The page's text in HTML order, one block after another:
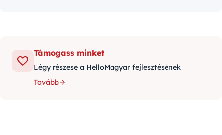
Támogass minket
Légy részese a HelloMagyar fejlesztésének
Tovább